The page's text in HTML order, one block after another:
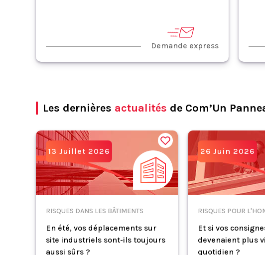
Demande express
Les dernières actualités de Com’Un
13 Juillet 2026
RISQUES DANS LES BÂTIMENTS
En été, vos déplacements sur
site industriels sont-ils toujours
aussi sûrs ?
26 Juin 2026
RISQUES POUR
Et si vos
devenaient plus
quotidien ?